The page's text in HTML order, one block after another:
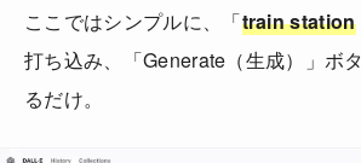
ここではシンプルに、「train station
打ち込み、「Generate（生成）」ボ
るだけ。